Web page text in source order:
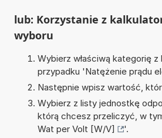
lub: Korzystanie z
wyboru
Wybierz właściwą kategorię z
przypadku 'Natężenie prądu
Następnie wpisz wartość,
Wybierz z listy jednostkę
którą chcesz przeliczyć, w
Wat per Volt [W/V]
'.